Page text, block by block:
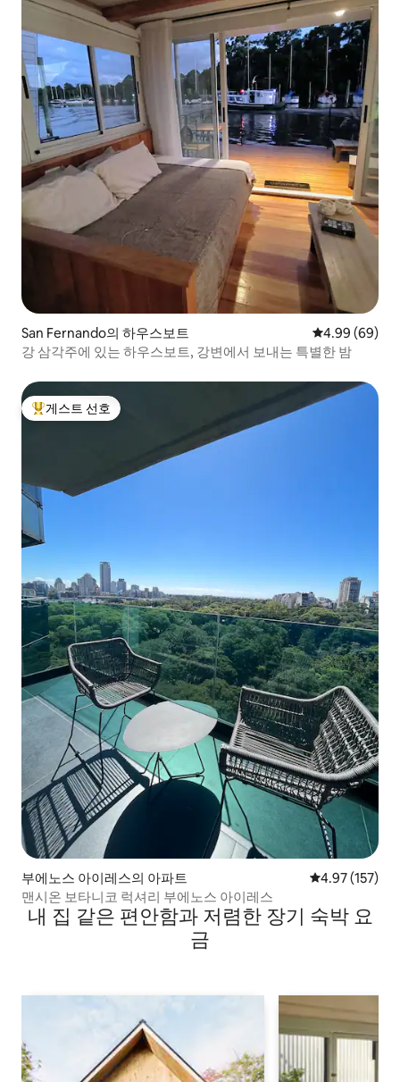
San Fernando의 하우스보트 평점 4.99점(5
4.99 (69)
강 삼각주에 있는 하우스보트, 강변에서 보내는 특별한 밤
상위 게스트 선호
게스트 선호
부에노스 아이레스의 아파트 평점 4.97점(5
4.97 (157)
맨시온 보타니코 럭셔리 부에노스 아이레스
내 집 같은 편안함과 저렴한 장기 숙박 요
금